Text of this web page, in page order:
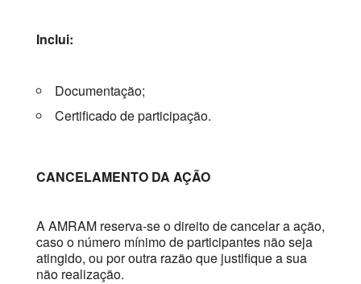
Inclui:
Documentação;
Certificado de participação.
CANCELAMENTO DA AÇÃO
A AMRAM reserva-se o direito de cancelar a ação,
caso o número mínimo de participantes não seja
atingido, ou por outra razão que justifique a sua
não realização.